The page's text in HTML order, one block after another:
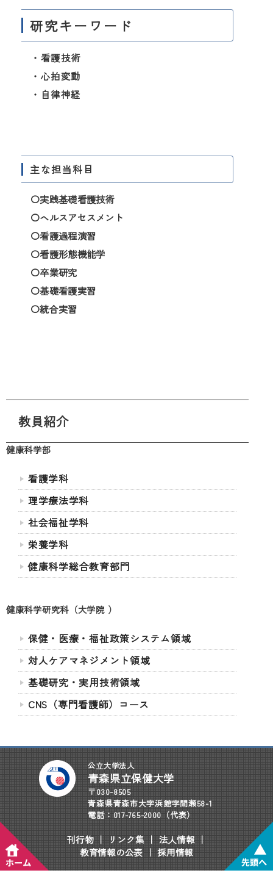
研究キーワード
・看護技術
・心拍変動
・自律神経
主な担当科目
〇実践基礎看護技術
〇ヘルスアセスメント
〇看護過程演習
〇看護形態機能学
〇卒業研究
〇基礎看護実習
〇統合実習
教員紹介
健康科学部
看護学科
理学療法学科
社会福祉学科
栄養学科
健康科学総合教育部門
健康科学研究科（大学院 ）
保健・医療・福祉政策システム領域
対人ケアマネジメント領域
基礎研究・実用技術領域
CNS（専門看護師）コース
公立大学法人
青森県立保健大学
〒030-8505
青森県青森市大字浜館字間瀬58-1
電話：017-765-2000（代表）
刊行物｜ リンク集 ｜ 法人情報 ｜
教育情報の公表｜採用情報